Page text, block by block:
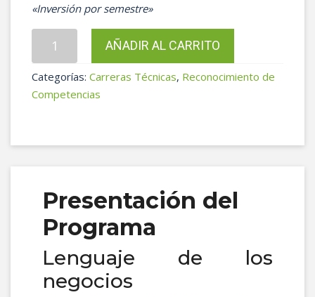
«Inversión por semestre»
Contable
y
Financiero
AÑADIR AL CARRITO
Categorías: Carreras Técnicas, Reconocimiento de
Competencias
Presentación del
Programa
Lenguaje de los
negocios